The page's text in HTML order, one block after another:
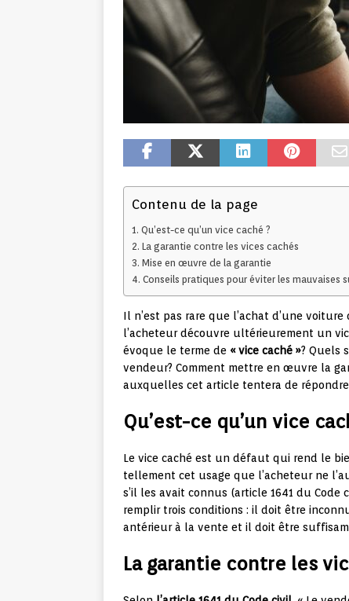
Contenu de la page
Qu’est-ce qu’un vice caché ?
La garantie contre les vices cachés
Mise en œuvre de la garantie
Conseils pratiques pour éviter les mauvaises
Il n’est pas rare que l’achat d’une
l’acheteur découvre ultérieurement un
évoque le terme de « vice caché »? Quels
vendeur? Comment mettre en œuvre la
auxquelles cet article tentera de
Qu’est-ce qu’un vice
Le vice caché est un défaut qui rend le
tellement cet usage que l’acheteur ne
s’il les avait connus (article 1641 du
remplir trois conditions : il doit être
antérieur à la vente et il doit être
La garantie contre les